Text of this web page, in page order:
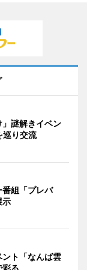
謎解きイベン
り交流
組「プレバ
示
ト「なんば雲